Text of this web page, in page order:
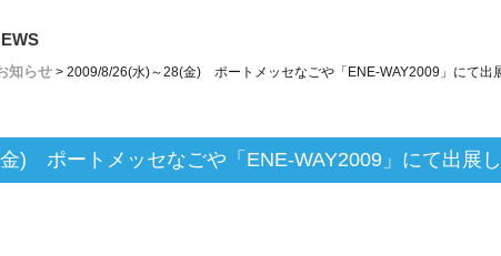
知らせ > 2009/8/26(水)～28(金) ポートメッセなごや「ENE-WAY2009」にて出
) ポートメッセなごや「ENE-WAY2009」にて出展